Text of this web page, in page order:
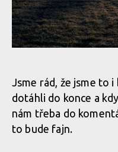
Video: Afterhours - Radek
ježdění
Jsme rád, že jsme to
dotáhli do konce a
nám třeba do
to bude fajn.